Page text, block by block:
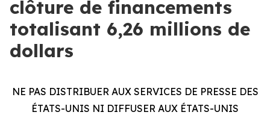
clôture de financements
totalisant 6,26 millions de
dollars
NE PAS DISTRIBUER AUX SERVICES DE PRESSE DES
ÉTATS-UNIS NI DIFFUSER AUX ÉTATS-UNIS